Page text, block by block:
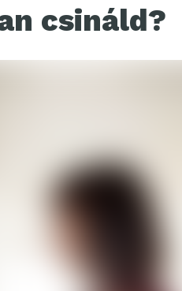
csináld?